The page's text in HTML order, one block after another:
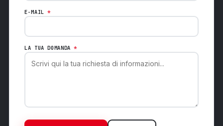
E-MAIL*
LA TUA DOMANDA*